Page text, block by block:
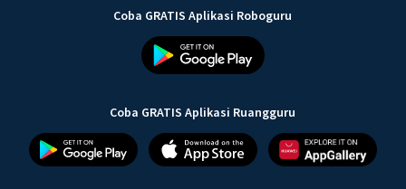
Coba GRATIS Aplikasi Roboguru
Coba GRATIS Aplikasi Ruangguru